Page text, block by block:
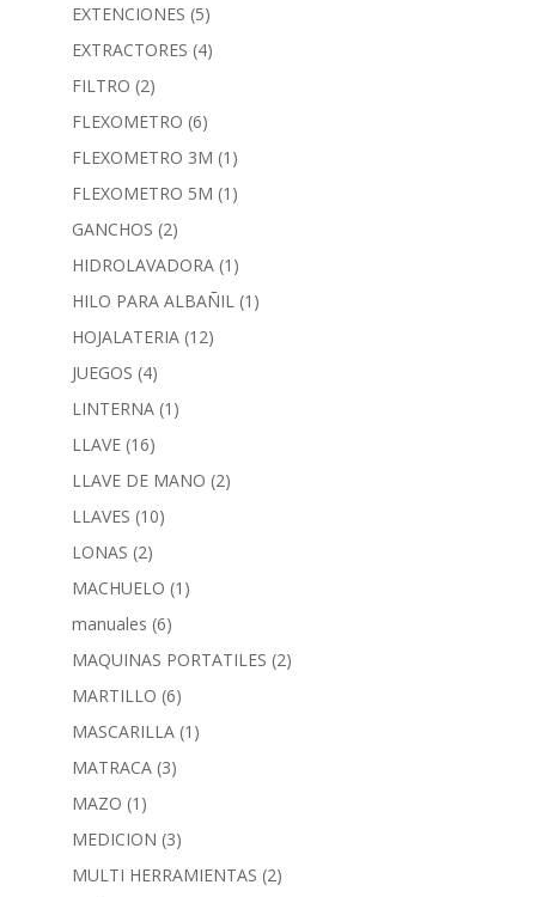
EXTENCIONES (5)
EXTRACTORES (4)
FILTRO (2)
FLEXOMETRO (6)
FLEXOMETRO 3M (1)
FLEXOMETRO 5M (1)
GANCHOS (2)
HIDROLAVADORA (1)
HILO PARA ALBAÑIL (1)
HOJALATERIA (12)
JUEGOS (4)
LINTERNA (1)
LLAVE (16)
LLAVE DE MANO (2)
LLAVES (10)
LONAS (2)
MACHUELO (1)
manuales (6)
MAQUINAS PORTATILES (2)
MARTILLO (6)
MASCARILLA (1)
MATRACA (3)
MAZO (1)
MEDICION (3)
MULTI HERRAMIENTAS (2)